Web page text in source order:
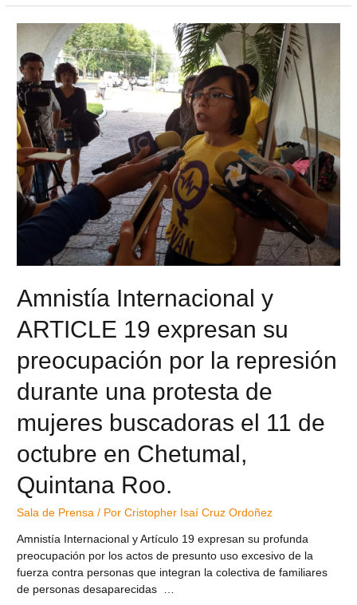
Amnistía Internacional y
ARTICLE 19 expresan su
preocupación por la represión
durante una protesta de
mujeres buscadoras el 11 de
octubre en Chetumal,
Quintana Roo.
Sala de Prensa / PorCristopher Isaí Cruz Ordoñez
Amnistía Internacional y Artículo 19 expresan su profunda
preocupación por los actos de presunto uso excesivo de la
fuerza contra personas que integran la colectiva de familiares
de personas desaparecidas …